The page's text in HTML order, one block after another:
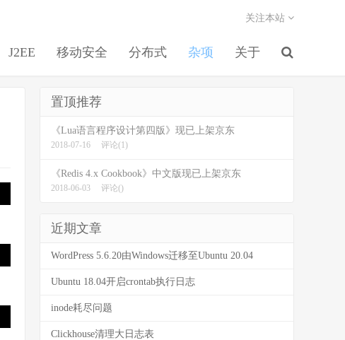
J2EE 移动安全 分布式 杂项 关于
关注本站
置顶推荐
《Lua语言程序设计第四版》现已上架京东
2018-07-16 评论(1)
《Redis 4.x Cookbook》中文版现已上架京东
2018-06-03 评论()
近期文章
WordPress 5.6.20由Windows迁移至Ubuntu 20.04
Ubuntu 18.04开启crontab执行日志
inode耗尽问题
Clickhouse清理大日志表